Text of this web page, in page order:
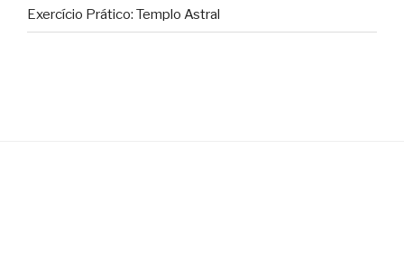
Exercício Prático: Templo Astral